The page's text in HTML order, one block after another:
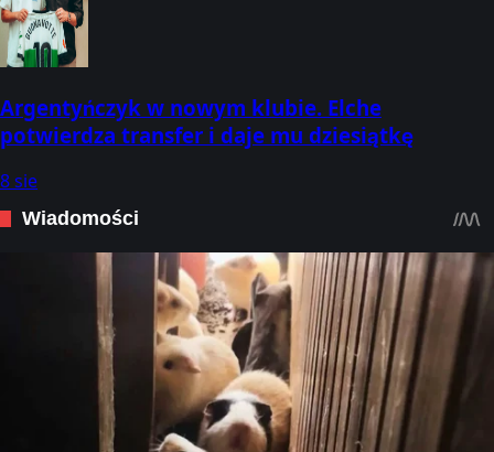
Argentyńczyk w nowym klubie. Elche
potwierdza transfer i daje mu dziesiątkę
8 sie